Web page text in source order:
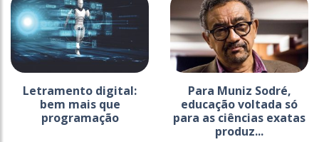
Letramento digital:
bem mais que
programação
Para Muniz Sodré,
educação voltada só
para as ciências exatas
produz...